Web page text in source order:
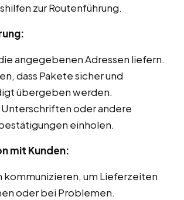
zur Routenführung.
angegebenen Adressen liefern.
dass Pakete sicher und
übergeben werden.
oder andere
einholen.
mit Kunden:
kommunizieren, um Lieferzeiten
oder bei Problemen.